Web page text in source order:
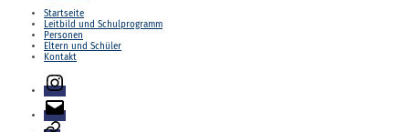
Startseite
Leitbild und Schulprogramm
Personen
Eltern und Schüler
Kontakt
Instagram
E-
Mail
Login